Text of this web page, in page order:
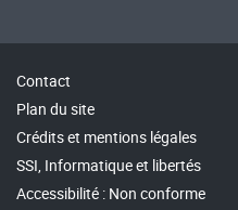
Contact
Plan du site
Crédits et mentions légales
SSI, Informatique et libertés
Accessibilité : Non conforme